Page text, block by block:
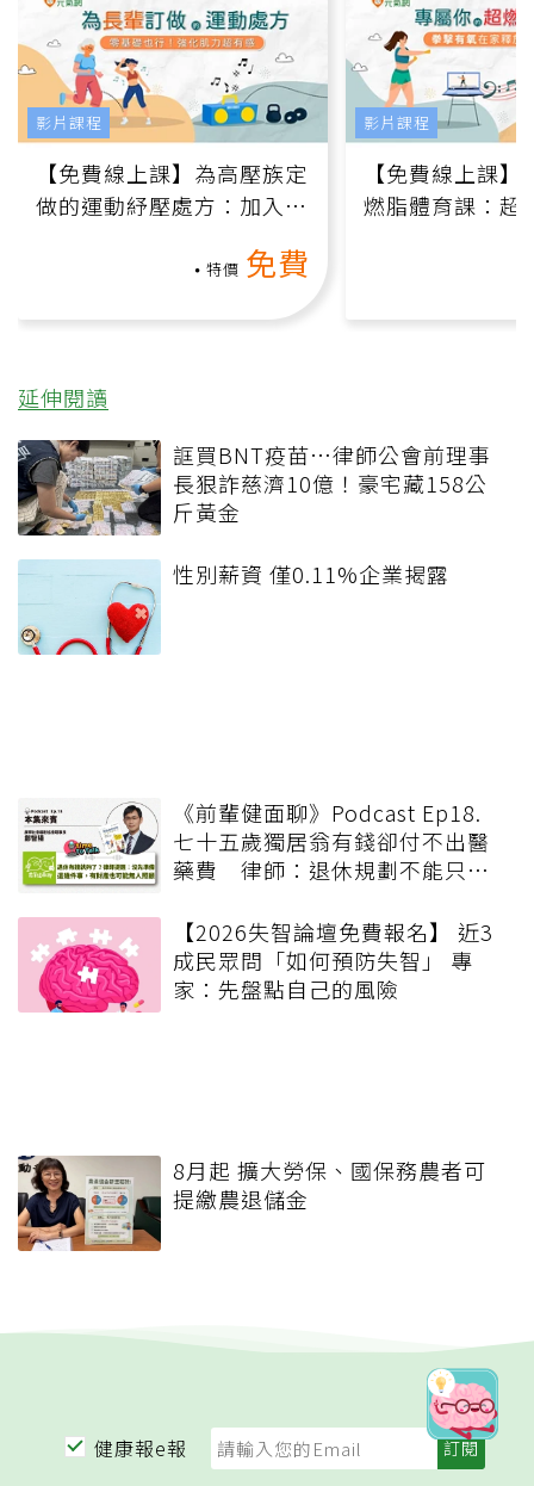
【免費線上課】為高壓族定
做的運動紓壓處方：加入行
特價 免費
影片課程
【免費線上課
燃脂體育課：超
影片課程
延伸閱讀
誆買BNT疫苗…律師公會前理事
長狠詐慈濟10億！豪宅藏158公
斤黃金
性別薪資 僅0.11%企業揭露
《前輩健面聊》Podcast Ep18.
七十五歲獨居翁有錢卻付不出醫
藥費 律師：退休規劃不能只有
【2026失智論壇免費報名】 近3
成民眾問「如何預防失智」 專
家：先盤點自己的風險
8月起 擴大勞保、國保務農者可
提繳農退儲金
健康報e報